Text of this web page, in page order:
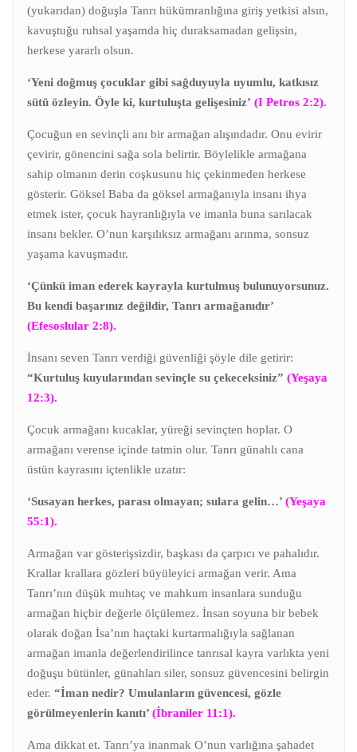
(yukarıdan) doğuşla Tanrı hükümranlığına giriş yetkisi alsın,
kavuştuğu ruhsal yaşamda hiç duraksamadan gelişsin,
herkese yararlı olsun.
‘Yeni doğmuş çocuklar gibi sağduyuyla uyumlu, katkısız
sütü özleyin. Öyle ki, kurtuluşta gelişesiniz’ (I Petros 2:2).
Çocuğun en sevinçli anı bir armağan alışındadır. Onu evirir
çevirir, gönencini sağa sola belirtir. Böylelikle armağana
sahip olmanın derin coşkusunu hiç çekinmeden herkese
gösterir. Göksel Baba da göksel armağanıyla insanı ihya
etmek ister, çocuk hayranlığıyla ve imanla buna sarılacak
insanı bekler. O’nun karşılıksız armağanı arınma, sonsuz
yaşama kavuşmadır.
‘Çünkü iman ederek kayrayla kurtulmuş bulunuyorsunuz.
Bu kendi başarınız değildir, Tanrı armağanıdır’
(Efesoslular 2:8).
İnsanı seven Tanrı verdiği güvenliği şöyle dile getirir:
“Kurtuluş kuyularından sevinçle su çekeceksiniz” (Yeşaya
12:3).
Çocuk armağanı kucaklar, yüreği sevinçten hoplar. O
armağanı verense içinde tatmin olur. Tanrı günahlı cana
üstün kayrasını içtenlikle uzatır:
‘Susayan herkes, parası olmayan; sulara gelin…’ (Yeşaya
55:1).
Armağan var gösterişsizdir, başkası da çarpıcı ve pahalıdır.
Krallar krallara gözleri büyüleyici armağan verir. Ama
Tanrı’nın düşük muhtaç ve mahkum insanlara sunduğu
armağan hiçbir değerle ölçülemez. İnsan soyuna bir bebek
olarak doğan İsa’nın haçtaki kurtarmalığıyla sağlanan
armağan imanla değerlendirilince tanrısal kayra varlıkta yeni
doğuşu bütünler, günahları siler, sonsuz güvencesini belirgin
eder. “İman nedir? Umulanların güvencesi, gözle
görülmeyenlerin kanıtı’ (İbraniler 11:1).
Ama dikkat et. Tanrı’ya inanmak O’nun varlığına şahadet